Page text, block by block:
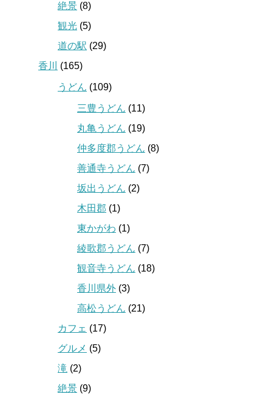
絶景 (8)
観光 (5)
道の駅 (29)
香川
(165)
うどん (109)
三豊うどん (11)
丸亀うどん (19)
仲多度郡うどん (8)
善通寺うどん (7)
坂出うどん (2)
木田郡 (1)
東かがわ (1)
綾歌郡うどん (7)
観音寺うどん (18)
香川県外 (3)
高松うどん (21)
カフェ (17)
グルメ (5)
滝 (2)
絶景 (9)